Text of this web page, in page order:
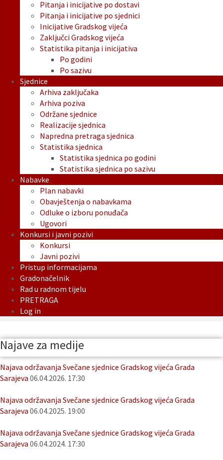
Pitanja i inicijative po dostavi
Pitanja i inicijative po sjednici
Inicijative Gradskog vijeća
Zaključci Gradskog vijeća
Statistika pitanja i inicijativa
Po godini
Po sazivu
Sjednice
Arhiva zaključaka
Arhiva poziva
Održane sjednice
Realizacije sjednica
Napredna pretraga sjednica
Statistika sjednica
Statistika sjednica po godini
Statistika sjednica po sazivu
Nabavke
Plan nabavki
Obavještenja o nabavkama
Odluke o izboru ponuđača
Ugovori
Konkursi i javni pozivi
Konkursi
Javni pozivi
Pristup informacijama
Gradonačelnik
Rad u radnom tijelu
PRETRAGA
Log in
Najave za medije
Najava održavanja Svečane sjednice Gradskog vijeća Grada
Sarajeva 06.04.2026. 17:30
Najava održavanja Svečane sjednice Gradskog vijeća Grada
Sarajeva 06.04.2025. 19:00
Najava održavanja Svečane sjednice Gradskog vijeća Grada
Sarajeva 06.04.2024. 17:30